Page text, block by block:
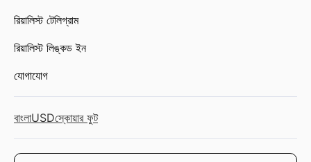
রিয়ালিস্ট টেলিগ্রাম
রিয়ালিস্ট লিঙ্কড ইন
যোগাযোগ
বাংলাUSDস্কোয়ার ফুট